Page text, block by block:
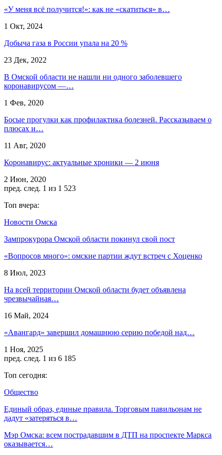
«У меня всё получится!»: как не «скатиться» в…
1 Окт, 2024
Добыча газа в России упала на 20 %
23 Дек, 2022
В Омской области не нашли ни одного заболевшего
коронавирусом —…
1 Фев, 2020
Босые прогулки как профилактика болезней. Рассказываем о
плюсах и…
11 Авг, 2020
Коронавирус: актуальные хроники — 2 июня
2 Июн, 2020
пред. след. 1 из 1 523
Топ вчера:
Новости Омска
Зампрокурора Омской области покинул свой пост
«Вопросов много»: омские партии ждут встреч с Хоценко
8 Июл, 2023
На всей территории Омской области будет объявлена
чрезвычайная…
16 Май, 2024
«Авангард» завершил домашнюю серию победой над…
1 Ноя, 2025
пред. след. 1 из 6 185
Топ сегодня:
Общество
Единый образ, единые правила. Торговым павильонам не
дадут «затеряться в…
Мэр Омска: всем пострадавшим в ДТП на проспекте Маркса
оказывается…